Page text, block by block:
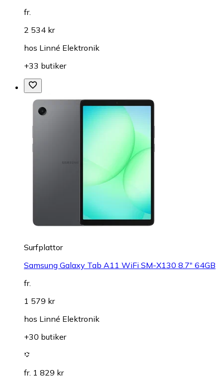
fr.
2 534 kr
hos Linné Elektronik
+33 butiker
Surfplattor
Samsung Galaxy Tab A11 WiFi SM-X130 8.7" 64GB
fr.
1 579 kr
hos Linné Elektronik
+30 butiker
fr. 1 829 kr